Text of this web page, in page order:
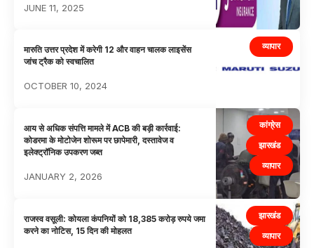
JUNE 11, 2025
व्यापार
मारुति उत्तर प्रदेश में करेगी 12 और वाहन चालक लाइसेंस
जांच ट्रैक को स्वचालित
OCTOBER 10, 2024
कांग्रेस
झारखंड
व्यापार
आय से अधिक संपत्ति मामले में ACB की बड़ी कार्रवाई:
कोडरमा के मोटोजेन शोरूम पर छापेमारी, दस्तावेज व
इलेक्ट्रॉनिक उपकरण जब्त
JANUARY 2, 2026
झारखंड
व्यापार
राजस्व वसूली: कोयला कंपनियों को 18,385 करोड़ रुपये जमा
करने का नोटिस, 15 दिन की मोहलत